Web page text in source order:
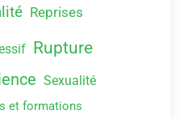
Reprises
Rupture
Sexualité
et formations